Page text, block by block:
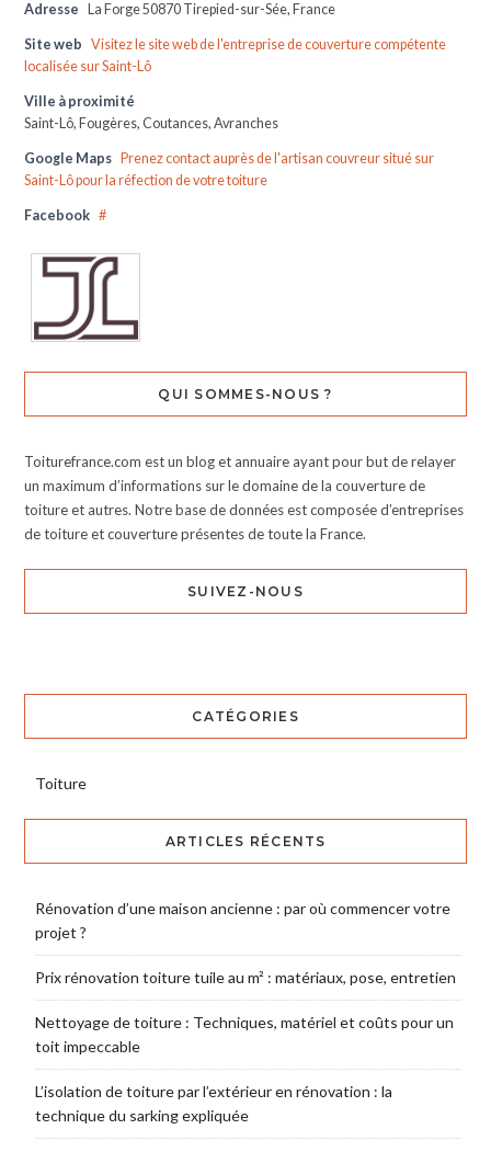
Adresse La Forge 50870 Tirepied-sur-Sée, France
Site web Visitez le site web de l'entreprise de couverture compétente
localisée sur Saint-Lô
Ville à proximité
Saint-Lô, Fougères, Coutances, Avranches
Google Maps
Prenez contact auprès de l'artisan couvreur situé sur
Saint-Lô pour la réfection de votre toiture
Facebook #
QUI SOMMES-NOUS ?
Toiturefrance.com est un blog et annuaire ayant pour but de relayer
un maximum d’informations sur le domaine de la couverture de
toiture et autres. Notre base de données est composée d’entreprises
de toiture et couverture présentes de toute la France.
SUIVEZ-NOUS
CATÉGORIES
Toiture
ARTICLES RÉCENTS
Rénovation d’une maison ancienne : par où commencer votre
projet ?
Prix rénovation toiture tuile au m² : matériaux, pose, entretien
Nettoyage de toiture : Techniques, matériel et coûts pour un
toit impeccable
L’isolation de toiture par l’extérieur en rénovation : la
technique du sarking expliquée